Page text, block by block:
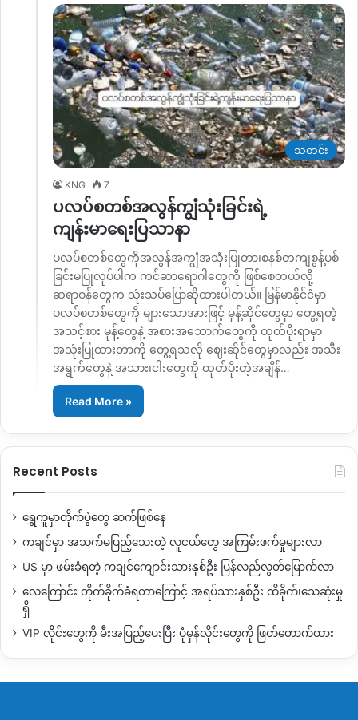
သတင်း
KNG 7
ပလပ်စတစ်အလွန်ကျွံသုံးခြင်းရဲ့
ကျန်းမာ‌ရေးပြသာနာ
ပလပ်စတစ်တွေကိုအလွန်အကျွံအသုံးပြုတာ၊စနစ်တကျစွန့်ပစ်
ခြင်းမပြုလုပ်ပါက ကင်ဆာရောဂါတွေကို ဖြစ်စေတယ်လို့
ဆရာဝန်တွေက သုံးသပ်ပြောဆိုထားပါတယ်။ မြန်မာနိုင်ငံမှာ
ပလပ်စတစ်တွေကို များသောအားဖြင့် မုန့်ဆိုင်တွေမှာ တွေ့ရတဲ့
အသင့်စား မုန့်တွေနဲ့ အစားအသောက်တွေကို ထုတ်ပိုးရာမှာ
အသုံးပြုထားတာကို တွေ့ရသလို ဈေးဆိုင်တွေမှာလည်း အသီး
အရွက်တွေနဲ့ အသား၊ငါးတွေကို ထုတ်ပိုးတဲ့အချိန်…
Read More »
Recent Posts
ရွှေကူမှာတိုက်ပွဲတွေ ဆက်ဖြစ်နေ
ကချင်မှာ အသက်မပြည့်သေးတဲ့ လူငယ်တွေ အကြမ်းဖက်မှုများလာ
US မှာ ဖမ်းခံရတဲ့ ကချင်ကျောင်းသားနှစ်ဦး ပြန်လည်လွတ်မြောက်လာ
လေကြောင်း တိုက်ခိုက်ခံရတာကြောင့် အရပ်သားနှစ်ဦး ထိခိုက်၊သေဆုံးမှု
ရှိ
VIP လိုင်းတွေကို မီးအပြည့်ပေးပြီး ပုံမှန်လိုင်းတွေကို ဖြတ်တောက်ထား